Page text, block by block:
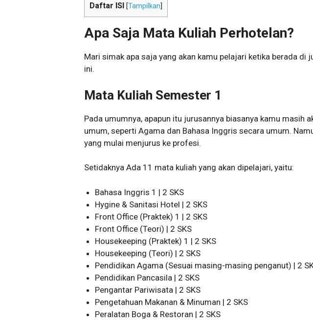
Daftar ISI [Tampilkan
Apa Saja Mata Kuliah Perhotelan?
Mari simak apa saja yang akan kamu pelajari ketika berada di
ini.
Mata Kuliah Semester 1
Pada umumnya, apapun itu jurusannya biasanya kamu masih
umum, seperti Agama dan Bahasa Inggris secara umum.
yang mulai menjurus ke profesi.
Setidaknya Ada 11 mata kuliah yang akan dipelajari, yaitu:
Bahasa Inggris 1 | 2 SKS
Hygine & Sanitasi Hotel | 2 SKS
Front Office (Praktek) 1 | 2 SKS
Front Office (Teori) | 2 SKS
Housekeeping (Praktek) 1 | 2 SKS
Housekeeping (Teori) | 2 SKS
Pendidikan Agama (Sesuai masing-masing penganut) | 2
Pendidikan Pancasila | 2 SKS
Pengantar Pariwisata | 2 SKS
Pengetahuan Makanan & Minuman | 2 SKS
Peralatan Boga & Restoran | 2 SKS